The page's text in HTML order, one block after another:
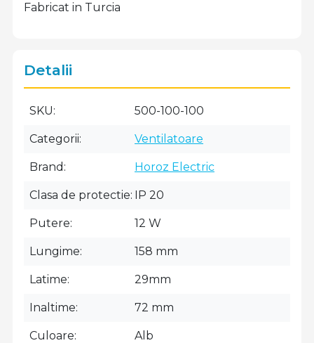
Fabricat in Turcia
Detalii
SKU 500-100-100
Categorii Ventilatoare
Brand Horoz Electric
Clasa de protectie IP 20
Putere 12 W
Lungime 158 mm
Latime 29mm
Inaltime 72 mm
Culoare Alb